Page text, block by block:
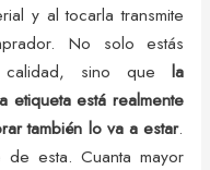
y al tocarla transmite
No solo estás
calidad, sino quela
está realmente
también lo va a estar.
esta. Cuanta mayor